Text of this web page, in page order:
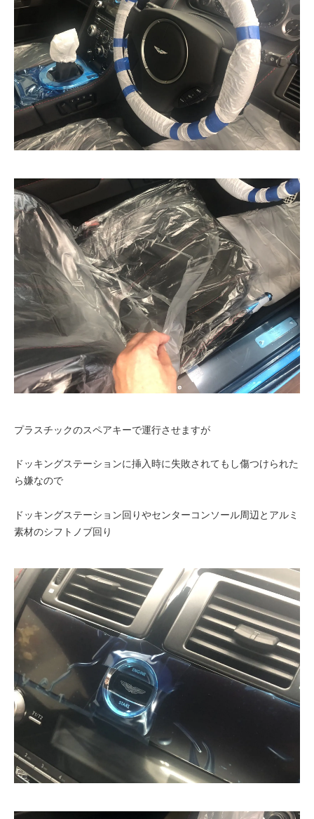
プラスチックのスペアキーで運行させますが
ドッキングステーションに挿入時に失敗されてもし傷つけられた
ら嫌なので
ドッキングステーション回りやセンターコンソール周辺とアルミ
素材のシフトノブ回り